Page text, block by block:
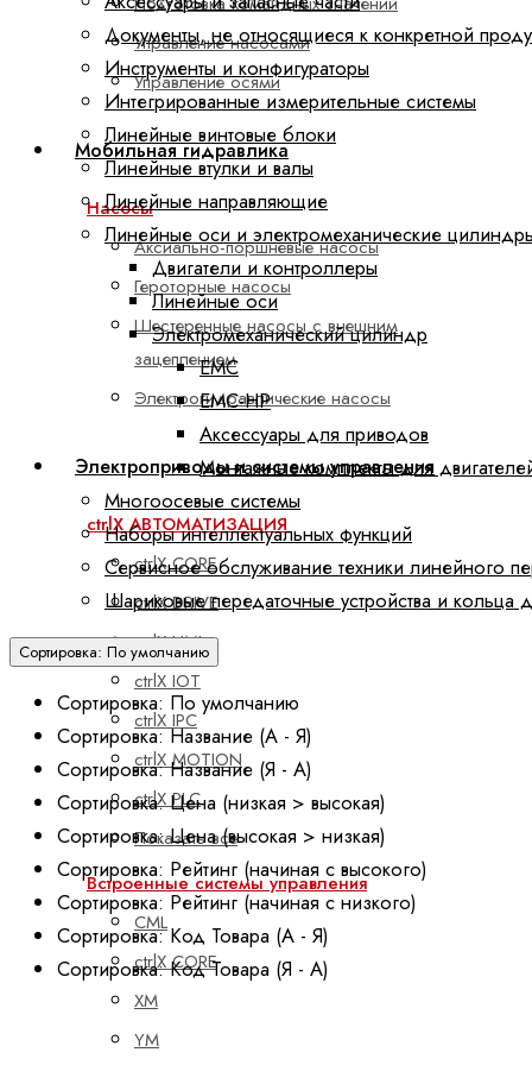
Управление насосами
Управление осями
Мобильная гидравлика
Насосы
Аксиально-поршневые насосы
Героторные насосы
Шестеренные насосы с внешним
зацеплением
Электрогидравлические насосы
Электроприводы и системы управления
ctrlX АВТОМАТИЗАЦИЯ
ctrlX CORE
ctrlX DRIVE
ctrlX HMI
ctrlX IOT
ctrlX IPC
ctrlX MOTION
ctrlX PLC
Показать все
Встроенные системы управления
CML
ctrlX CORE
XM
YM
Документы, не относящиеся к конкретной
Инструменты и конфигураторы
Интегрированные измерительные системы
Линейные винтовые блоки
Линейные втулки и валы
Линейные направляющие
Линейные оси и электромеханические
Двигатели и контроллеры
Линейные оси
Электромеханический цилиндр
EMC
EMC-HP
Аксессуары для приводов
Монтажные комплекты для
Многоосевые системы
Наборы интеллектуальных функций
Сервисное обслуживание техники линейного
Шариковые передаточные устройства и кольца
Сортировка: По умолчанию
Сортировка: По умолчанию
Сортировка: Название (А - Я)
Сортировка: Название (Я - А)
Сортировка: Цена (низкая > высокая)
Сортировка: Цена (высокая > низкая)
Сортировка: Рейтинг (начиная с высокого)
Сортировка: Рейтинг (начиная с низкого)
Сортировка: Код Товара (А - Я)
Сортировка: Код Товара (Я - А)